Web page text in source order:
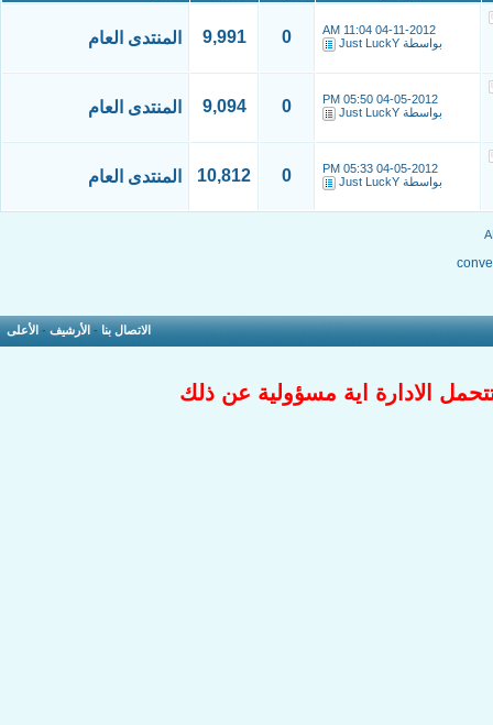
04-11-2012
11:04 AM
بواسطة Just LuckY
0
9,991 المنتدى العام
04-05-2012
05:50 PM
بواسطة Just LuckY
0
9,094 المنتدى العام
04-05-2012
05:33 PM
بواسطة Just LuckY
0
10,812 المنتدى العام
الاتصال بنا- الأرشيف - الأعلى
الادارة اية مسؤولية عن ذلك